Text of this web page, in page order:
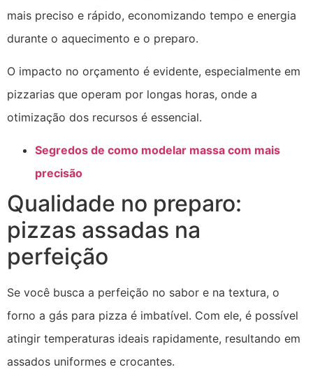
mais preciso e rápido, economizando tempo e energia
durante o aquecimento e o preparo.
O impacto no orçamento é evidente, especialmente em
pizzarias que operam por longas horas, onde a
otimização dos recursos é essencial.
Segredos de como modelar massa com mais
precisão
Qualidade no preparo:
pizzas assadas na
perfeição
Se você busca a perfeição no sabor e na textura, o
forno a gás para pizza é imbatível. Com ele, é possível
atingir temperaturas ideais rapidamente, resultando em
assados uniformes e crocantes.